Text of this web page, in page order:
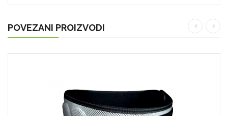
POVEZANI PROIZVODI